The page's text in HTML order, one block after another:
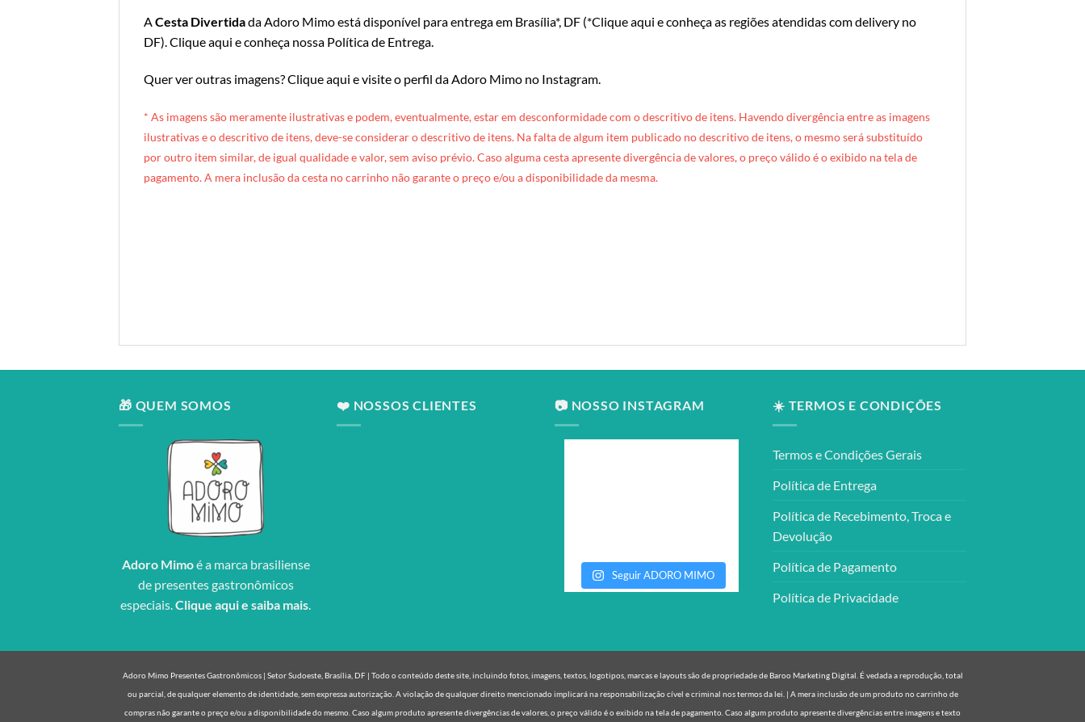
ACesta Divertidada Adoro Mimo está disponível para entrega em Brasília*, DF (*Clique aqui e conheça as regiões atendidas com delivery no
DF).Clique aqui e conheça nossa Política de Entrega.
Quer ver outras imagens?Clique aqui e visite o perfil da Adoro Mimo no Instagram.
* As imagens são meramente ilustrativas e podem, eventualmente, estar em desconformidade com o descritivo de itens. Havendo divergência entre as imagens
ilustrativas e o descritivo de itens, deve-se considerar o descritivo de itens. Na falta de algum item publicado no descritivo de itens, o mesmo será substituído
por outro item similar, de igual qualidade e valor, sem aviso prévio. Caso alguma cesta apresente divergência de valores, o preço válido é o exibido na tela de
pagamento. A mera inclusão da cesta no carrinho não garante o preço e/ou a disponibilidade da mesma.
🎁 QUEM SOMOS
Adoro Mimoé a marca brasiliense
de presentes gastronômicos
especiais. Clique aqui e saiba mais
❤️ NOSSOS CLIENTES 📷 NOSSO INSTAGRAM
Seguir ADORO MIMO
☀️ TERMOS E CONDIÇÕES
Termos e Condições Gerais
Política de Entrega
Política de Recebimento, Troca e
Devolução
Política de Pagamento
Política de Privacidade
Adoro Mimo Presentes Gastronômicos | Setor Sudoeste, Brasília, DF | Todo o conteúdo deste site, incluindo fotos, imagens, textos, logotipos, marcas e layouts são de propriedade de Baroo Marketing Digital. É vedada a reprodução, total
ou parcial, de qualquer elemento de identidade, sem expressa autorização. A violação de qualquer direito mencionado implicará na responsabilização cível e criminal nos termos da lei. | A mera inclusão de um produto no carrinho de
compras não garante o preço e/ou a disponibilidade do mesmo. Caso algum produto apresente divergências de valores, o preço válido é o exibido na tela de pagamento. Caso algum produto apresente divergências entre imagens e texto